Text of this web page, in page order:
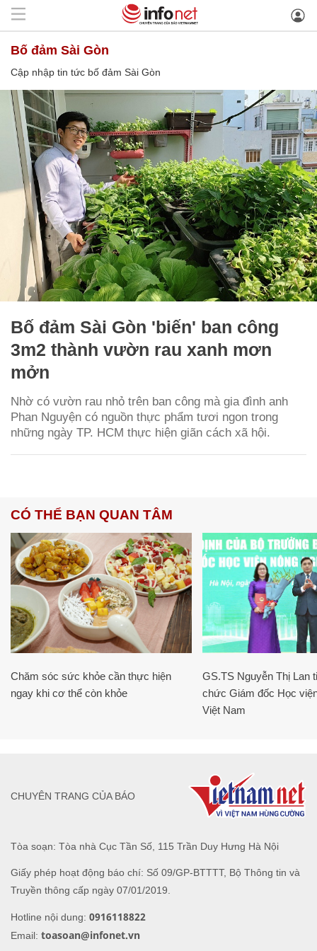
bố đảm Sài Gòn
Cập nhập tin tức bố đảm Sài Gòn
Bố đảm Sài Gòn 'biến' ban công
3m2 thành vườn rau xanh mơn
mởn
Nhờ có vườn rau nhỏ trên ban công mà gia đình anh
Phan Nguyện có nguồn thực phẩm tươi ngon trong
những ngày TP. HCM thực hiện giãn cách xã hội.
CÓ THỂ BẠN QUAN TÂM
Chăm sóc sức khỏe cần thực hiện
ngay khi cơ thể còn khỏe
GS.TS Nguyễn Thị Lan
chức Giám đốc Học
Việt Nam
Tòa soạn: Tòa nhà Cục Tần Số, 115 Trần Duy Hưng Hà Nội
Giấy phép hoạt động báo chí: Số 09/GP-BTTTT, Bộ Thông tin và
Truyền thông cấp ngày 07/01/2019.
Hotline nội dung: 0916118822
Email: toasoan@infonet.vn
CHUYÊN TRANG CỦA BÁO